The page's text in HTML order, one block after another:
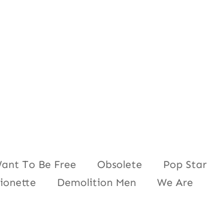
To Be Free Obsolete Pop
Demolition Men We Are